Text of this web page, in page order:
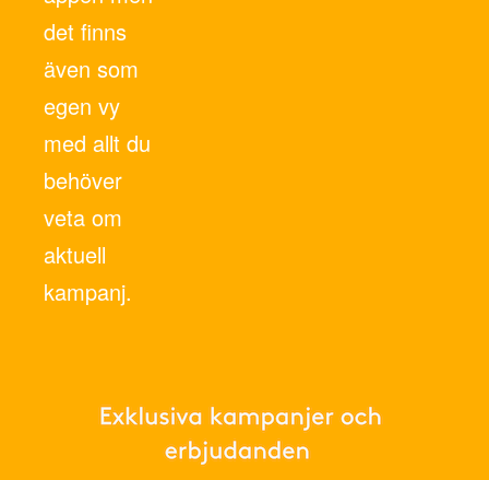
det finns
även som
egen vy
med allt du
behöver
veta om
aktuell
kampanj.